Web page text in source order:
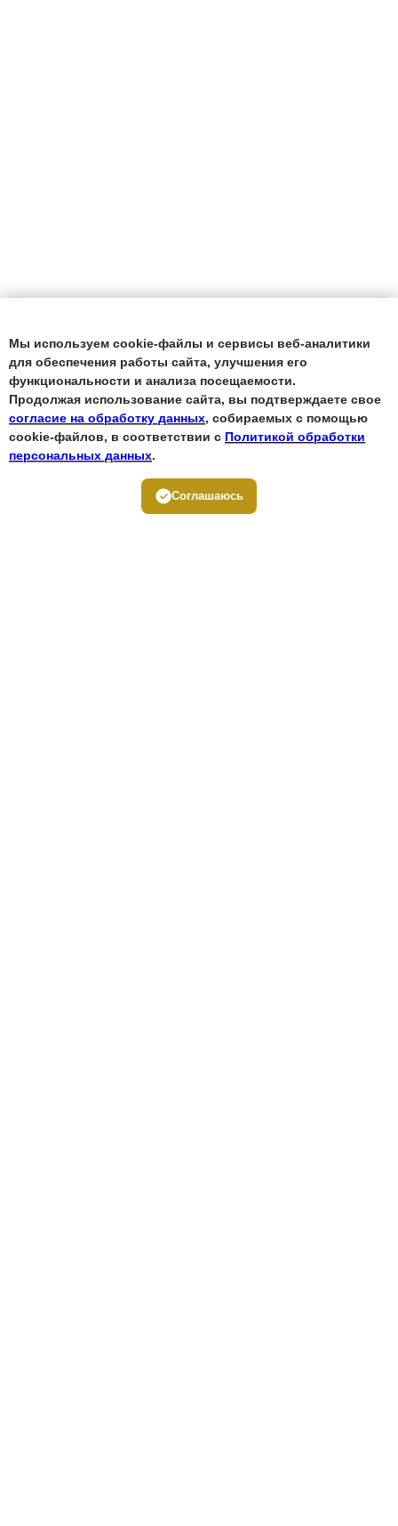
Мы используем cookie-файлы и сервисы веб-аналитики
для обеспечения работы сайта, улучшения его
функциональности и анализа посещаемости.
Продолжая использование сайта, вы подтверждаете свое
согласие на обработку данных, собираемых с помощью
cookie-файлов, в соответствии с Политикой обработки
персональных данных.
Соглашаюсь